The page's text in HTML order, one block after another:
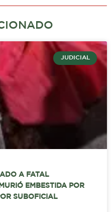
JUDICIAL
A FATAL
EMBESTIDA POR
SUBOFICIAL